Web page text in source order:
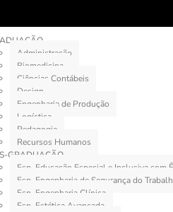
Administração
Biomedicina
Ciências Contábeis
Design
Engenharia de Produção
Logística
Pedagogia
Recursos Humanos
GRADUAÇÃO
Esp. Educação Especial e Inclusiva com
Esp. Engenharia de Segurança do
Esp. Engenharia Clínica
Esp. Estética Avançada